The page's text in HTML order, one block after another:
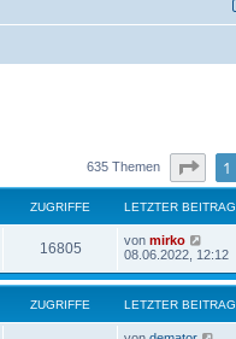
635 Themen Seite1
ZUGRIFFE LETZTER BEITRAG
16805Z
u
g
L
e
z
e
r
von mirko
08.06.2022, 12:12
ZUGRIFFE LETZTER BEITRAG
L